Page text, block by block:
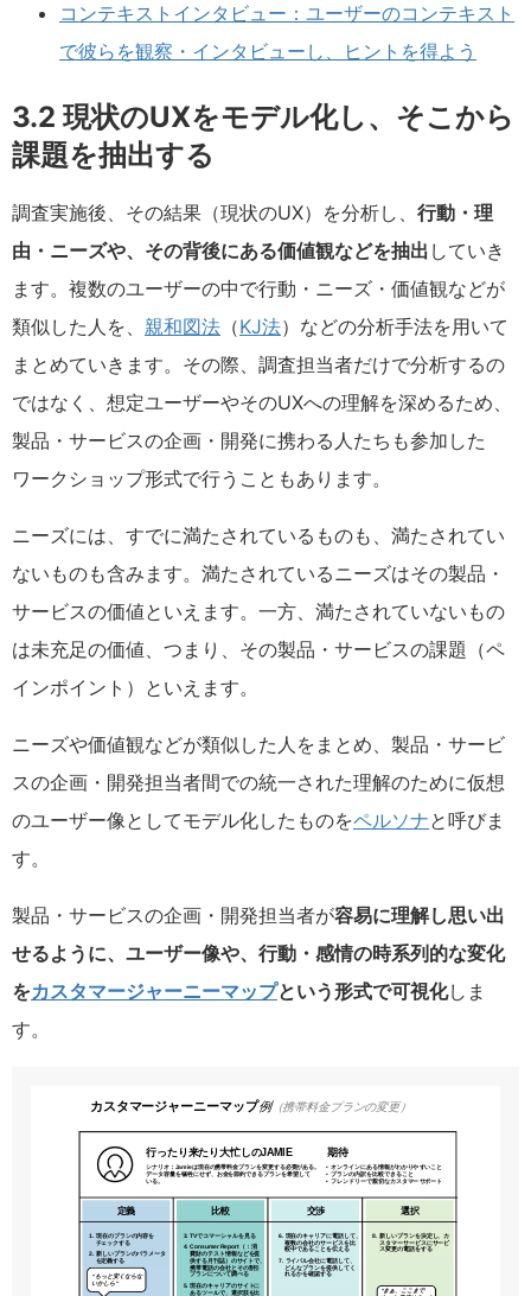
コンテキストインタビュー：ユーザーのコンテキスト
で彼らを観察・インタビューし、ヒントを得よう
3.2 現状のUXをモデル化し、そこから
課題を抽出する
調査実施後、その結果（現状のUX）を分析し、 行動・理
由・ニーズや、その背後にある価値観などを抽出 していき
ます。複数のユーザーの中で行動・ニーズ・価値観などが
類似した人を、 親和図法 （KJ法）などの分析手法を用いて
まとめていきます。その際、調査担当者だけで分析するの
ではなく、想定ユーザーやそのUXへの理解を深めるため、
製品・サービスの企画・開発に携わる人たちも参加した
ワークショップ形式で行うこともあります。
ニーズには、すでに満たされているものも、満たされてい
ないものも含みます。満たされているニーズはその製品・
サービスの価値といえます。一方、満たされていないもの
は未充足の価値、つまり、その製品・サービスの課題（ペ
インポイント）といえます。
ニーズや価値観などが類似した人をまとめ、製品・サービ
スの企画・開発担当者間での統一された理解のために仮想
のユーザー像としてモデル化したものをペルソナと呼びま
す。
製品・サービスの企画・開発担当者が容易に理解し思い出
せるように、ユーザー像や、行動・感情の時系列的な変化
をカスタマージャーニーマップという形式で可視化しま
す。